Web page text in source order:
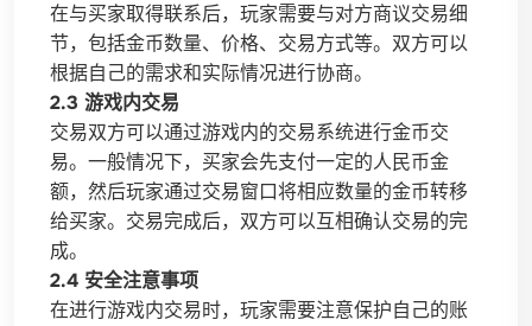
在与买家取得联系后，玩家需要与对方商议交易细
节，包括金币数量、价格、交易方式等。双方可以
根据自己的需求和实际情况进行协商。
2.3 游戏内交易
交易双方可以通过游戏内的交易系统进行金币交
易。一般情况下，买家会先支付一定的人民币金
额，然后玩家通过交易窗口将相应数量的金币转移
给买家。交易完成后，双方可以互相确认交易的完
成。
2.4 安全注意事项
在进行游戏内交易时，玩家需要注意保护自己的账